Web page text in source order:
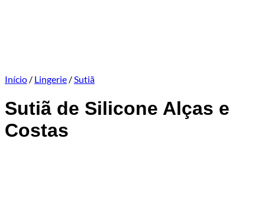
Início / Lingerie /Sutiã
Sutiã de Silicone Alças e
Costas